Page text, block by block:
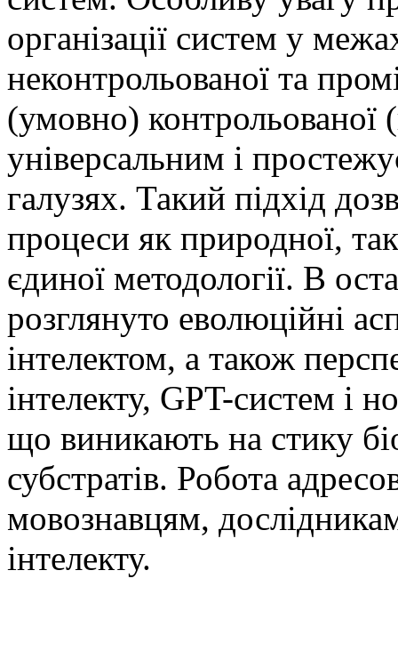
організації систем у
неконтрольованої та
(умовно) контрольованої
універсальним і
галузях. Такий підхід
процеси як природної, так
єдиної методології. В
розглянуто еволюційні
інтелектом, а також
інтелекту, GPT-систем і
що виникають на стику
субстратів. Робота
мовознавцям,
інтелекту.